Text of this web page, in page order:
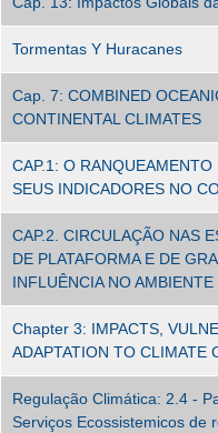
Tormentas Y Huracanes
Cap. 7: COMBINED
CONTINENTAL CLIMATES
CAP.1: O
SEUS INDICADORES NO
CAP.2. CIRCULAÇÃO NAS
DE PLATAFORMA E DE
INFLUÊNCIA NO
Chapter 3: IMPACTS,
ADAPTATION TO CLIMATE
Regulação Climática: 2.4 -
Serviços Ecossistemicos de